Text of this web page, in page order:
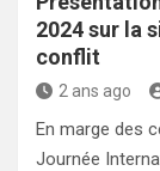
2024 sur la
conflit
2 ans ago
En marge des
Journée